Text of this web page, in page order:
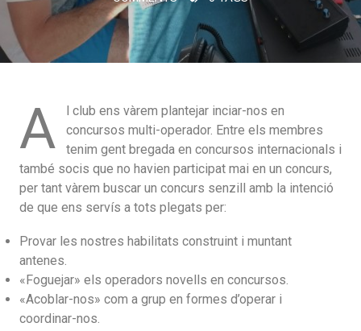
A
l club ens vàrem plantejar inciar-nos en
concursos multi-operador. Entre els membres
tenim gent bregada en concursos internacionals i
també socis que no havien participat mai en un concurs,
per tant vàrem buscar un concurs senzill amb la intenció
de que ens servís a tots plegats per:
Provar les nostres habilitats construint i muntant
antenes.
«Foguejar» els operadors novells en concursos.
«Acoblar-nos» com a grup en formes d’operar i
coordinar-nos.